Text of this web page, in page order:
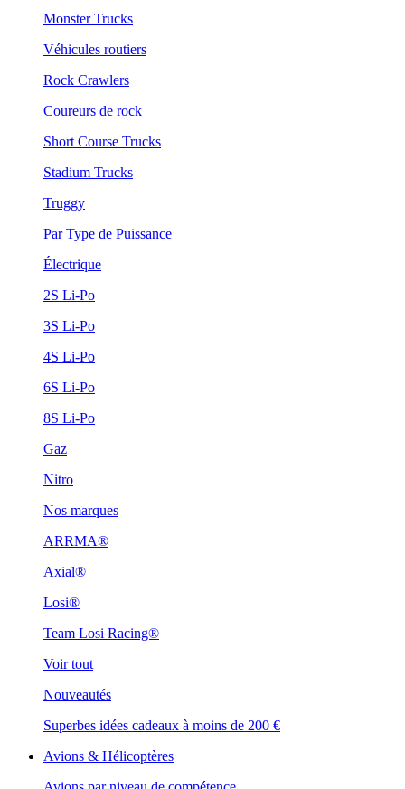
Monster Trucks
Véhicules routiers
Rock Crawlers
Coureurs de rock
Short Course Trucks
Stadium Trucks
Truggy
Par Type de Puissance
Électrique
2S Li-Po
3S Li-Po
4S Li-Po
6S Li-Po
8S Li-Po
Gaz
Nitro
Nos marques
ARRMA®
Axial®
Losi®
Team Losi Racing®
Voir tout
Nouveautés
Superbes idées cadeaux à moins de 200 €
Avions & Hélicoptères